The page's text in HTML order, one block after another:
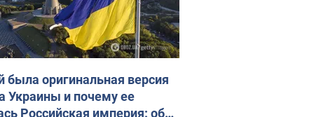
была оригинальная версия
Украины и почему ее
Российская империя: об